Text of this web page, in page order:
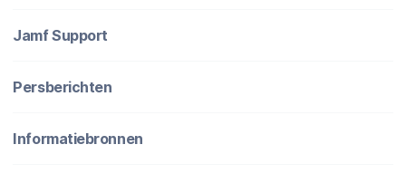
Jamf Support
Persberichten
Informatiebronnen